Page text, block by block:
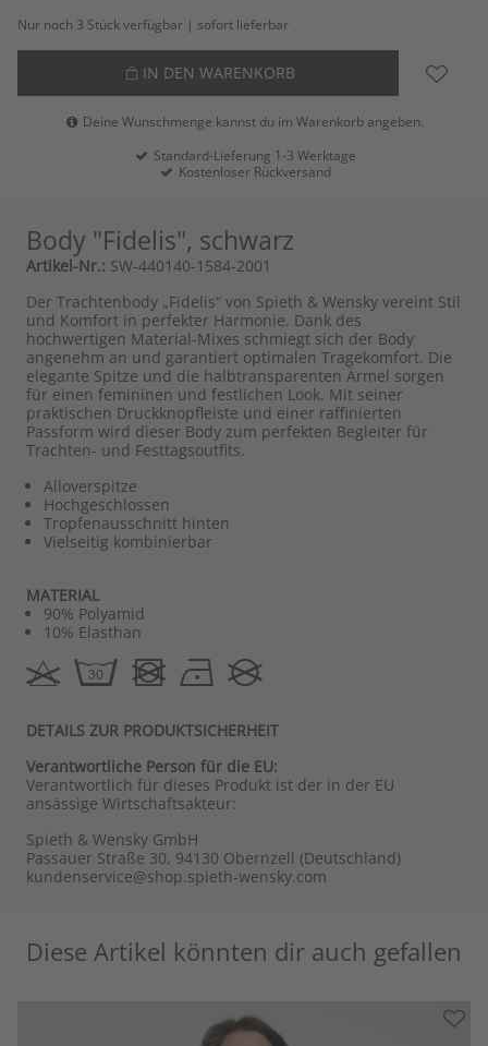
Nur noch 3 Stück verfügbar | sofort lieferbar
IN DEN WARENKORB
Deine Wunschmenge kannst du im Warenkorb angeben.
Standard-Lieferung 1-3 Werktage
Kostenloser Rückversand
Body "Fidelis", schwarz
Artikel-Nr.: SW-440140-1584-2001
Der Trachtenbody „Fidelis“ von Spieth & Wensky vereint Stil
und Komfort in perfekter Harmonie. Dank des
hochwertigen Material-Mixes schmiegt sich der Body
angenehm an und garantiert optimalen Tragekomfort. Die
elegante Spitze und die halbtransparenten Ärmel sorgen
für einen femininen und festlichen Look. Mit seiner
praktischen Druckknopfleiste und einer raffinierten
Passform wird dieser Body zum perfekten Begleiter für
Trachten- und Festtagsoutfits.
Alloverspitze
Hochgeschlossen
Tropfenausschnitt hinten
Vielseitig kombinierbar
MATERIAL
90% Polyamid
10% Elasthan
DETAILS ZUR PRODUKTSICHERHEIT
Verantwortliche Person für die EU:
Verantwortlich für dieses Produkt ist der in der EU
ansässige Wirtschaftsakteur:
Spieth & Wensky GmbH
Passauer Straße 30, 94130 Obernzell (Deutschland)
kundenservice@shop.spieth-wensky.com
Diese Artikel könnten dir auch gefallen